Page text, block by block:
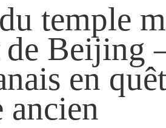
temple
de Beijing
en
ancien